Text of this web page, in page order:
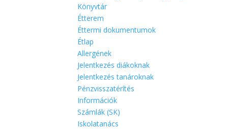
Könyvtár
Étterem
Éttermi dokumentumok
Étlap
Allergének
Jelentkezés diákoknak
Jelentkezés tanároknak
Pénzvisszatérítés
Információk
Számlák (SK)
Iskolatanács